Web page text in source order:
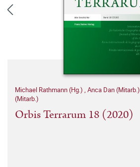
Michael Rathmann (Hg.) , Anca Dan (Mitarb.)
(Mitarb.)
Orbis Terrarum 18 (2020)